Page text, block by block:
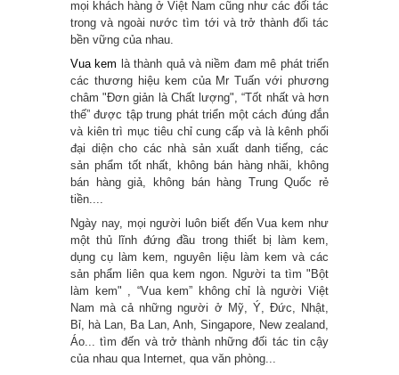
mọi khách hàng ở Việt Nam cũng như các đối tác
trong và ngoài nước tìm tới và trở thành đối tác
bền vững của nhau.
Vua kem là thành quả và niềm đam mê phát triển
các thương hiệu kem của Mr Tuấn với phương
châm "Đơn giản là Chất lượng", “Tốt nhất và hơn
thế” được tập trung phát triển một cách đúng đắn
và kiên trì mục tiêu chỉ cung cấp và là kênh phối
đại diện cho các nhà sản xuất danh tiếng, các
sản phẩm tốt nhất, không bán hàng nhãi, không
bán hàng giả, không bán hàng Trung Quốc rẻ
tiền....
Ngày nay, mọi người luôn biết đến Vua kem như
một thủ lĩnh đứng đầu trong thiết bị làm kem,
dụng cụ làm kem, nguyên liệu làm kem và các
sản phẩm liên qua kem ngon. Người ta tìm "Bột
làm kem" , “Vua kem” không chỉ là người Việt
Nam mà cả những người ở Mỹ, Ý, Đức, Nhật,
Bỉ, hà Lan, Ba Lan, Anh, Singapore, New zealand,
Áo... tìm đến và trở thành những đối tác tin cậy
của nhau qua Internet, qua văn phòng...